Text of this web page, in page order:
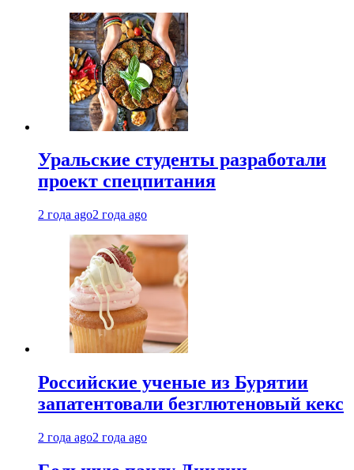
Уральские студенты разработали
проект спецпитания
2 года ago2 года ago
Российские ученые из Бурятии
запатентовали безглютеновый кекс
2 года ago2 года ago